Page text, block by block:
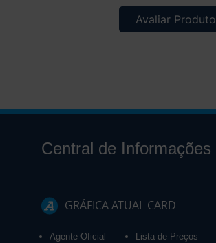
Avaliar Produto
Central de Informações
GRÁFICA ATUAL CARD
Agente Oficial
Lista de Preços